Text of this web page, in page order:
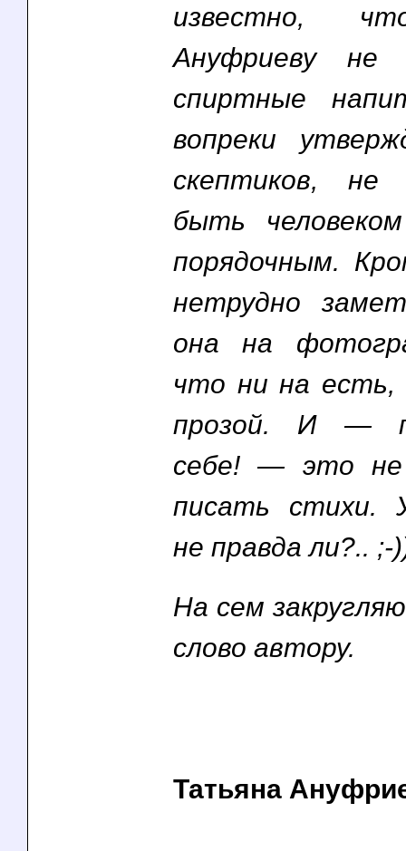
известно,
Ануфриеву не
спиртные
вопреки
скептиков,
быть
порядочным.
нетрудно
она на
что ни на есть,
прозой. И —
себе! — это
писать стихи.
не правда ли?.. ;-
На сем
слово автору.
Татьяна